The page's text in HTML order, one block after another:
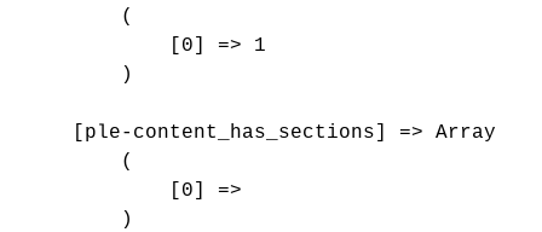
        (
            [0] => 1
        )
    [ple-content_has_sections] => Array
        (
            [0] =>
        )